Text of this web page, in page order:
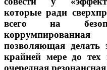
которые ради
всего на
позволяющая делать
крайней мере до тех
очередная